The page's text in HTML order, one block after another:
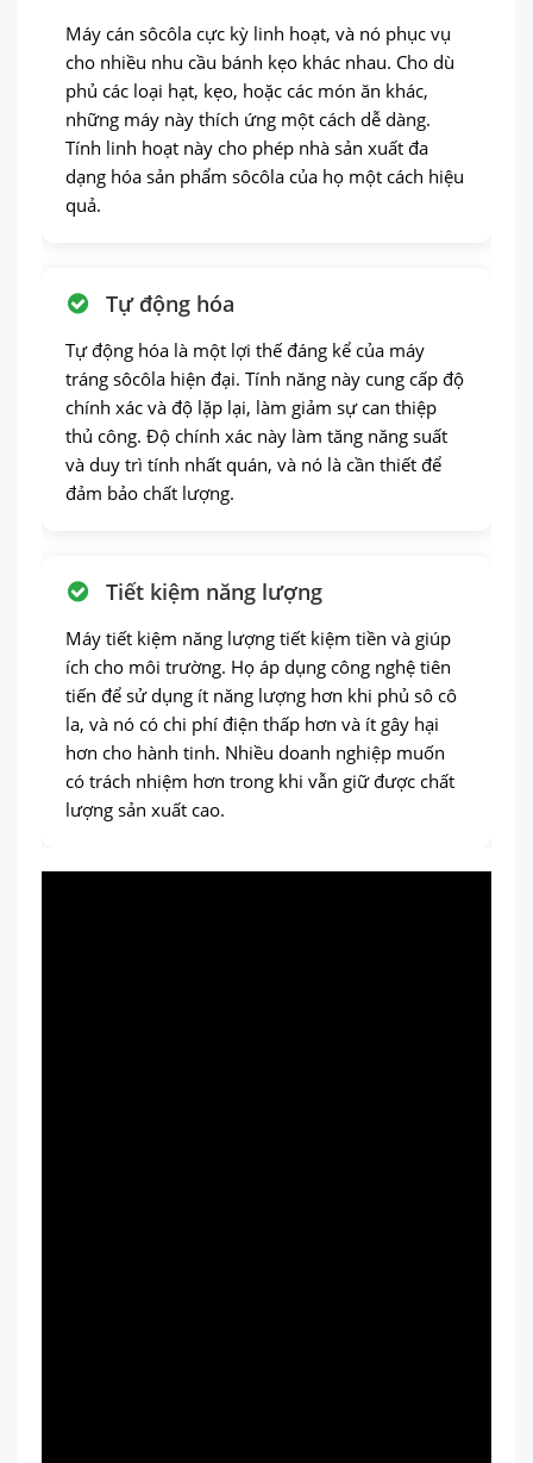
Máy cán sôcôla cực kỳ linh hoạt, và nó phục vụ
cho nhiều nhu cầu bánh kẹo khác nhau. Cho dù
phủ các loại hạt, kẹo, hoặc các món ăn khác,
những máy này thích ứng một cách dễ dàng.
Tính linh hoạt này cho phép nhà sản xuất đa
dạng hóa sản phẩm sôcôla của họ một cách hiệu
quả.
Tự động hóa
Tự động hóa là một lợi thế đáng kể của máy
tráng sôcôla hiện đại. Tính năng này cung cấp độ
chính xác và độ lặp lại, làm giảm sự can thiệp
thủ công. Độ chính xác này làm tăng năng suất
và duy trì tính nhất quán, và nó là cần thiết để
đảm bảo chất lượng.
Tiết kiệm năng lượng
Máy tiết kiệm năng lượng tiết kiệm tiền và giúp
ích cho môi trường. Họ áp dụng công nghệ tiên
tiến để sử dụng ít năng lượng hơn khi phủ sô cô
la, và nó có chi phí điện thấp hơn và ít gây hại
hơn cho hành tinh. Nhiều doanh nghiệp muốn
có trách nhiệm hơn trong khi vẫn giữ được chất
lượng sản xuất cao.